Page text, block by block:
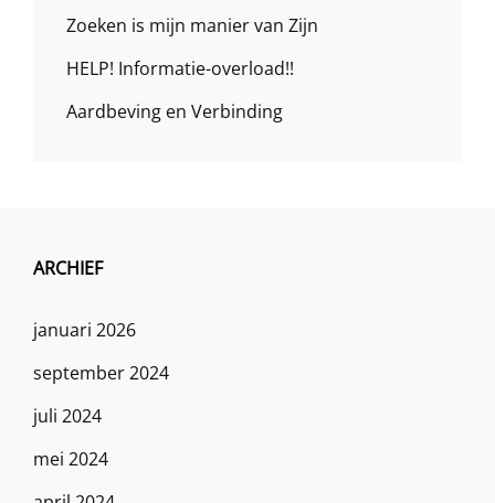
Zoeken is mijn manier van Zijn
HELP! Informatie-overload!!
Aardbeving en Verbinding
ARCHIEF
januari 2026
september 2024
juli 2024
mei 2024